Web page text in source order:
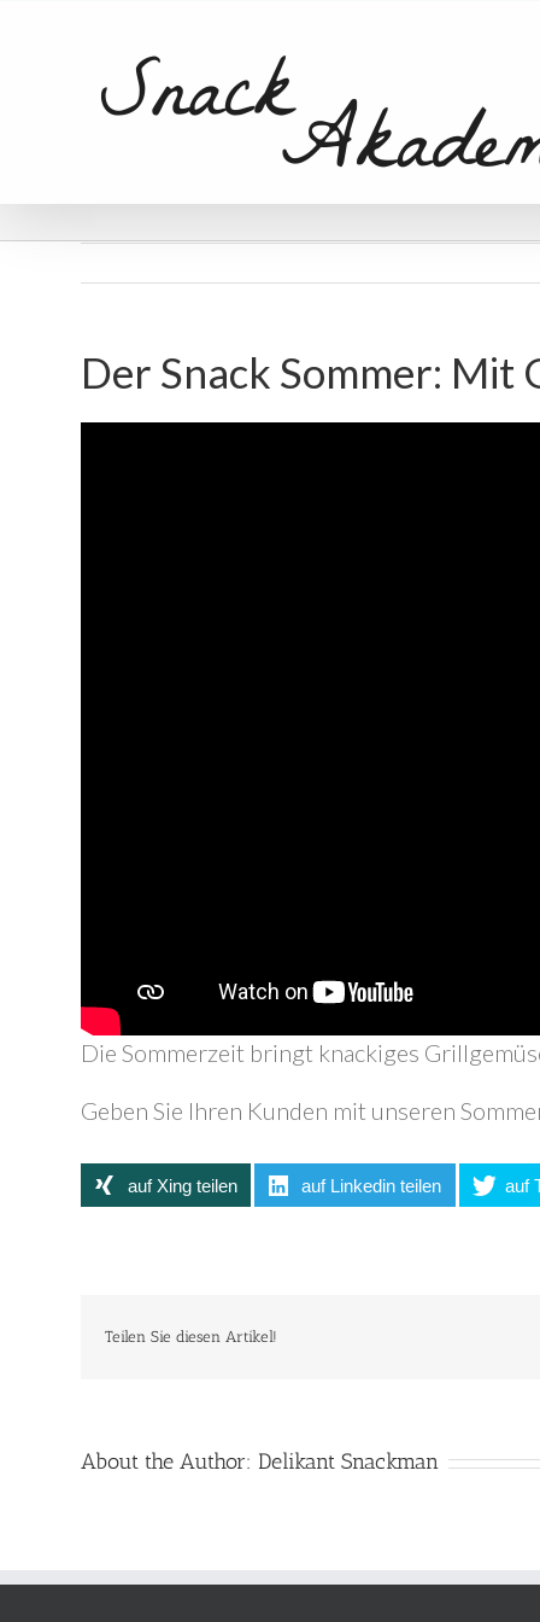
Der Snack Sommer: Mit
Die Sommerzeit bringt knackiges
Geben Sie Ihren Kunden mit unseren
auf Xing teilen auf Linkedin teilen auf
Teilen Sie diesen Artikel!
About the Author: Delikant Snackman